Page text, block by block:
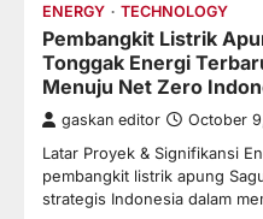
ENERGY TECHNOLOGY
Pembangkit Listrik
Tonggak Energi
Menuju Net Zero
gaskan editor October
Latar Proyek & Signifikansi
pembangkit listrik apung
strategis Indonesia dalam